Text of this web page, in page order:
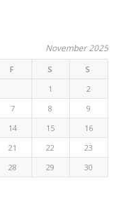
November 2025
F S
S
1
2
7 8
9
14 15
16
21 22
23
28 29 30